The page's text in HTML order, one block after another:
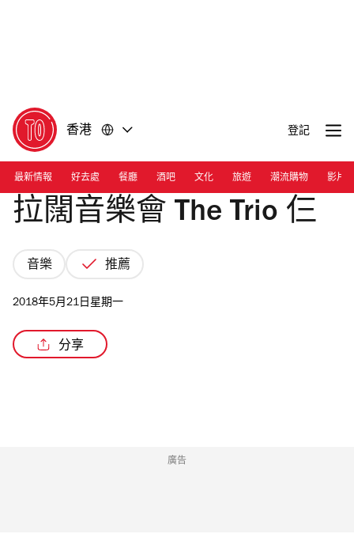
香港 登記
最新情報 好去處 餐廳 酒吧 文化 旅遊 潮流購物 影片
拉闊音樂會 The Trio 仨
音樂 推薦
2018年5月21日星期一
分享
廣告